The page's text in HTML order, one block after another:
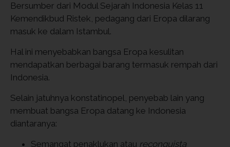
Bersumber dari Modul Sejarah Indonesia Kelas 11
Kemendikbud Ristek, pedagang dari Eropa dilarang
masuk ke dalam Istambul.
Hal ini menyebabkan bangsa Eropa kesulitan
mendapatkan berbagai barang termasuk rempah dari
Indonesia.
Selain jatuhnya konstatinopel, penyebab lain yang
membuat bangsa Eropa datang ke Indonesia
diantaranya:
Semangat penaklukan atau reconquista